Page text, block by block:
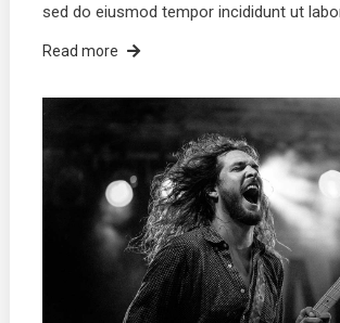
sed do eiusmod tempor incididunt ut
Read more